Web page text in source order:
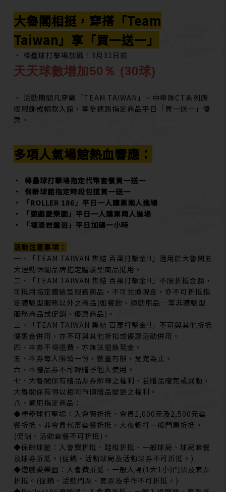
大魯閣相挺，穿搭「Team
Taiwan」享「買一送一」
• 棒壘球打擊場加碼！3月31日前
天天球數增加50％ (30球)
• 活動期間凡穿戴「TEAM TAIWAN」、中華隊CT系列應
援服飾或帽款入館，享全通路指定商品平日「買一送一」優
惠。
多項人氣場館熱血響應：
• 棒壘球打擊場指定代幣套餐買一送一
• 保齡球館指定時段包道買一送一
• 「ROLLER 186」平日一人購票兩人進場
• 「遊戲愛樂園」平日一人購票兩人進場
• 「福湯岩盤浴」平日加碼一小時
活動注意事項：
一、「TEAM TAIWAN 集結 百萬打擊金!!」適用於大魯閣五
大運動休閒品牌指定體驗型商品抵用。
二、「TEAM TAIWAN 集結 百萬打擊金!!」不限折抵金額，
可抵用指定體驗型服務商品，不可兌換現金，亦不可折抵指
定體驗型服務以外之商品(如餐飲、運動用品…等非體驗型
服務商品或促銷、優惠商品)。
三、「TEAM TAIWAN 集結 百萬打擊金!!」不可與其他折抵
優惠金併用，亦不可與其他折扣或優惠活動併用。
四、本券不得退費、亦無法退換現金。
五、本券每人限領一份，數量有限，兌完為止。
六、本贈品券不可轉贈予他人使用。
七、大魯閣保有贈品票券解釋之權利，若贈品贈完或異動，
大魯閣保有得以相同市價贈品變更之權利。
八、適用指定商品：
◆棒壘球打擊場：入會費折抵、會員1,000元及2,500元套
餐折抵、非會員代幣套餐折抵、大夜暢打一般門票折抵。
(促銷、活動套餐不可折抵)。
◆保齡球館：入會費折抵、鞋租折抵、一般球局、球局套餐
及球券折抵。(促銷、活動球局及活動球券不可折抵。)
◆遊戲愛樂園：入會費折抵、一般入場(1大1小)門票及套票
折抵。(促銷、活動門票、套票及手作不可折抵。)